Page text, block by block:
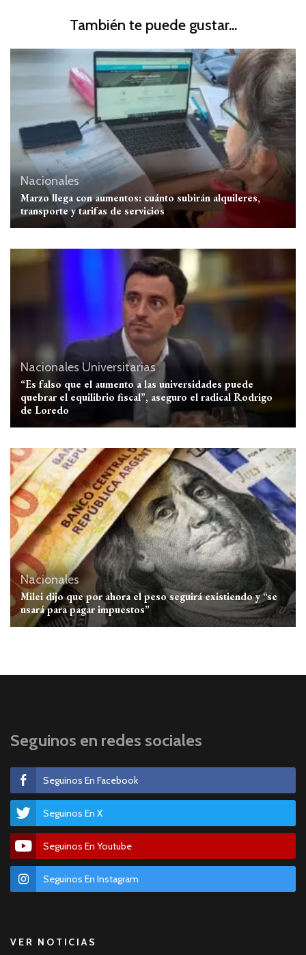
También te puede gustar...
Nacionales
Marzo llega con aumentos: cuánto subirán alquileres,
transporte y tarifas de servicios
Nacionales Universitarias
“Es falso que el aumento a las universidades puede
quebrar el equilibrio fiscal”, aseguro el radical Rodrigo
de Loredo
Nacionales
Milei dijo que por ahora el peso seguirá existiendo y “se
usará para pagar impuestos”
Seguinos en redes sociales
Seguinos En Facebook
Seguinos En X
Seguinos En Youtube
Seguinos En Instagram
VER NOTICIAS